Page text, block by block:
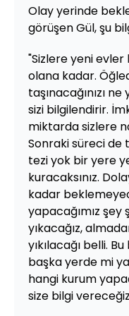
Olay yerinde
görüşen Gül, şu
"Sizlere yeni evler
olana kadar.
taşınacağınızı
sizi bilgilendirir.
miktarda sizlere
Sonraki süreci de
tezi yok bir yere
kuracaksınız.
kadar
yapacağımız şey
yıkacağız,
yıkılacağı belli.
başka yerde mi
hangi kurum
size bilgi